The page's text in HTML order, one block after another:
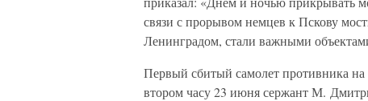
связи с прорывом немцев к Пскову
Ленинградом, стали важными
Первый сбитый самолет противника на
втором часу 23 июня сержант М.